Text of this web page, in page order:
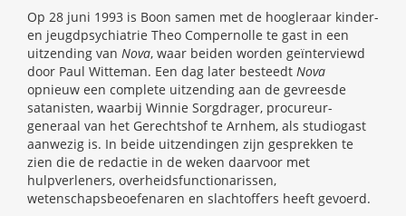
Op 28 juni 1993 is Boon samen met de hoogleraar kinder-
en jeugdpsychiatrie Theo Compernolle te gast in een
uitzending van Nova, waar beiden worden geïnterviewd
door Paul Witteman. Een dag later besteedt Nova
opnieuw een complete uitzending aan de gevreesde
satanisten, waarbij Winnie Sorgdrager, procureur-
generaal van het Gerechtshof te Arnhem, als studiogast
aanwezig is. In beide uitzendingen zijn gesprekken te
zien die de redactie in de weken daarvoor met
hulpverleners, overheidsfunctionarissen,
wetenschapsbeoefenaren en slachtoffers heeft gevoerd.